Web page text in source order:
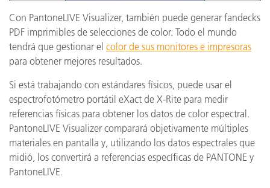
Con PantoneLIVE Visualizer, también puede generar fandecks
PDF imprimibles de selecciones de color. Todo el mundo
tendrá que gestionar el color de sus monitores e impresoras
para obtener mejores resultados.
Si está trabajando con estándares físicos, puede usar el
espectrofotómetro portátil eXact de X-Rite para medir
referencias físicas para obtener los datos de color espectral.
PantoneLIVE Visualizer comparará objetivamente múltiples
materiales en pantalla y, utilizando los datos espectrales que
midió, los convertirá a referencias específicas de PANTONE y
PantoneLIVE.